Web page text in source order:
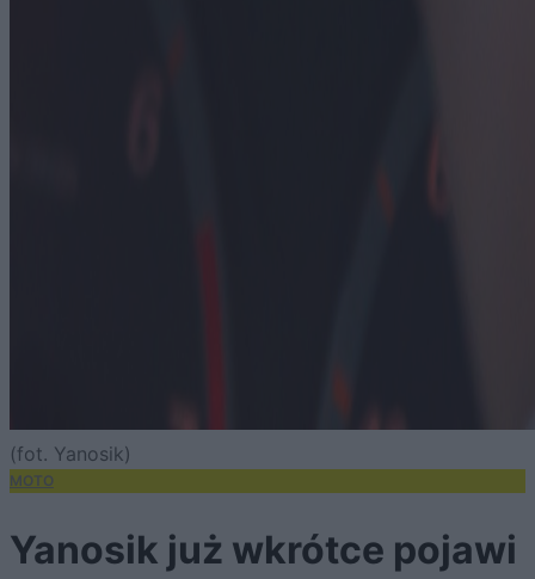
(fot. Yanosik)
MOTO
Yanosik już wkrótce pojawi